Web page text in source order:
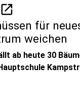
open_in_new
für
weichen
ab heute 30